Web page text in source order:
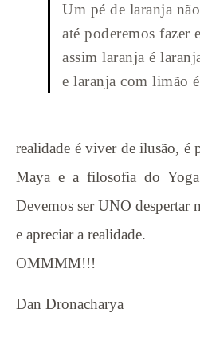
Um pé de laranja
até poderemos fazer
assim laranja é
e laranja com limão
realidade é viver de ilusão, é
Maya e a filosofia do
Devemos ser UNO despertar
e apreciar a realidade.
OMMMM!!!
Dan Dronacharya